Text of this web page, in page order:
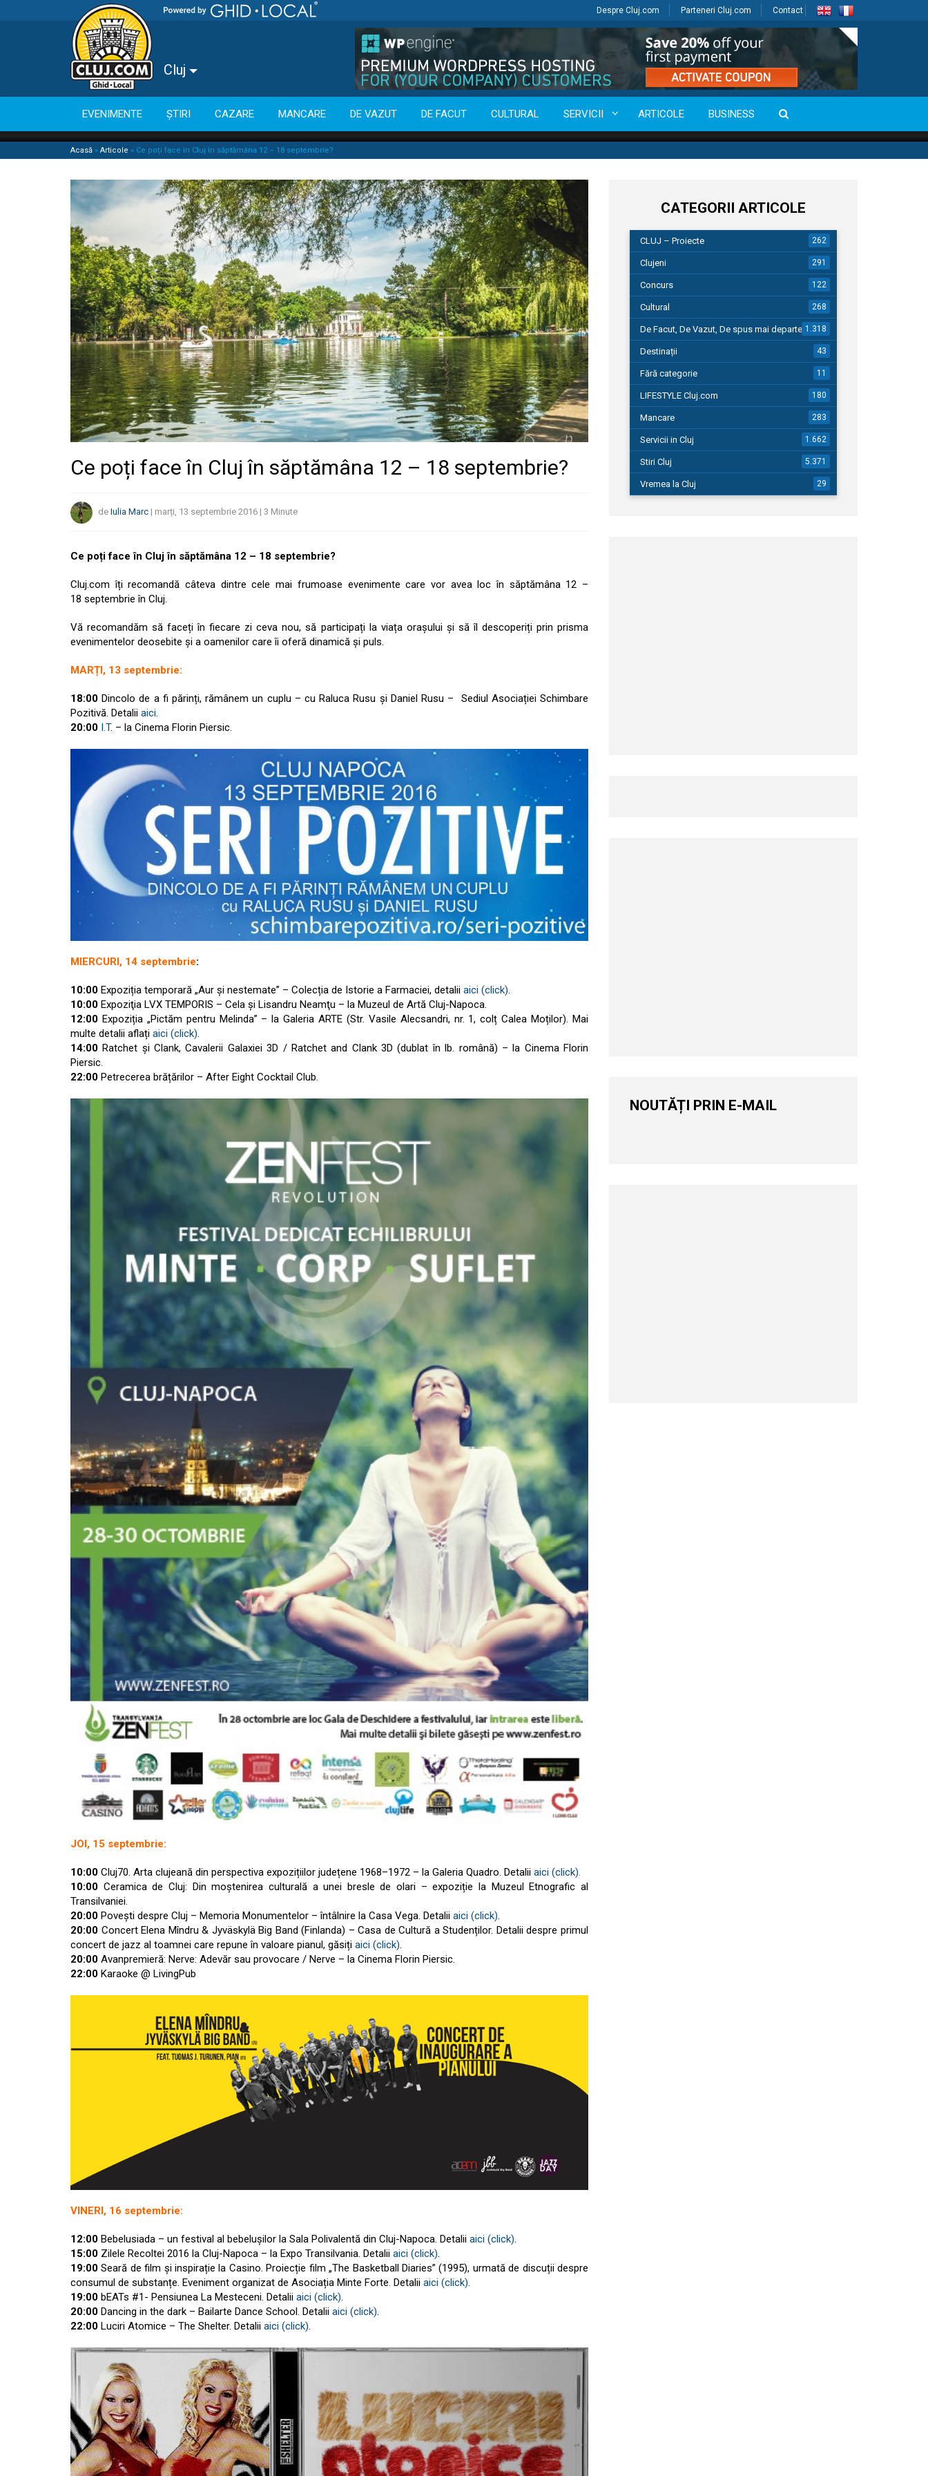
Despre Cluj.com Parteneri Cluj.com Contact
Cluj
EVENIMENTE ȘTIRI CAZARE MANCARE DE VAZUT DE FACUT CULTURAL SERVICII ARTICOLE BUSINESS
Acasă » Articole » Ce poți face în Cluj în săptămâna 12 – 18 septembrie?
Ce poți face în Cluj în săptămâna 12 – 18 septembrie?
de Iulia Marc | marți, 13 septembrie 2016 | 3 Minute
Ce poți face în Cluj în săptămâna 12 – 18 septembrie?
Cluj.com îți recomandă câteva dintre cele mai frumoase evenimente care vor avea loc în săptămâna 12 –
18 septembrie în Cluj.
Vă recomandăm să faceți în fiecare zi ceva nou, să participați la viața orașului și să îl descoperiți prin prisma
evenimentelor deosebite și a oamenilor care îi oferă dinamică și puls.
MARȚI, 13 septembrie:
18:00Dincolo de a fi părinți, rămânem un cuplu – cu Raluca Rusu și Daniel Rusu – Sediul Asociației Schimbare
Pozitivă. Detalii aici.
20:00 I.T. – la Cinema Florin Piersic.
MIERCURI, 14 septembrie:
10:00 Expoziția temporară „Aur şi nestemate” – Colecția de Istorie a Farmaciei, detalii aici (click).
10:00 Expoziţia LVX TEMPORIS – Cela şi Lisandru Neamţu – la Muzeul de Artă Cluj-Napoca.
12:00 Expoziția „Pictăm pentru Melinda” – la Galeria ARTE (Str. Vasile Alecsandri, nr. 1, colț Calea Moților). Mai
multe detalii aflați aici (click).
14:00 Ratchet și Clank, Cavalerii Galaxiei 3D / Ratchet and Clank 3D (dublat în lb. română) – la Cinema Florin
Piersic.
22:00 Petrecerea brățărilor – After Eight Cocktail Club.
JOI, 15 septembrie:
10:00 Cluj70. Arta clujeană din perspectiva expozițiilor județene 1968–1972 – la Galeria Quadro. Detalii aici (click).
10:00 Ceramica de Cluj: Din moștenirea culturală a unei bresle de olari – expoziție la Muzeul Etnografic al
Transilvaniei.
20:00 Povești despre Cluj – Memoria Monumentelor – întâlnire la Casa Vega. Detalii aici (click).
20:00 Concert Elena Mîndru & Jyväskylä Big Band (Finlanda) – Casa de Cultură a Studenților. Detalii despre primul
concert de jazz al toamnei care repune în valoare pianul, găsiți aici (click).
20:00 Avanpremieră: Nerve: Adevăr sau provocare / Nerve – la Cinema Florin Piersic.
22:00 Karaoke @ LivingPub
VINERI, 16 septembrie:
12:00 Bebelusiada – un festival al bebelușilor la Sala Polivalentă din Cluj-Napoca. Detalii aici (click).
15:00 Zilele Recoltei 2016 la Cluj-Napoca – la Expo Transilvania. Detalii aici (click).
19:00 Seară de film și inspirație la Casino. Proiecție film „The Basketball Diaries” (1995), urmată de discuții despre
consumul de substanțe. Eveniment organizat de Asociația Minte Forte. Detalii aici (click).
19:00 bEATs #1- Pensiunea La Mesteceni. Detalii aici (click).
20:00 Dancing in the dark – Bailarte Dance School. Detalii aici (click).
22:00 Luciri Atomice – The Shelter. Detalii aici (click).
CATEGORII ARTICOLE
CLUJ – Proiecte 262
Clujeni 291
Concurs 122
Cultural 268
De Facut, De Vazut, De spus mai departe…1.318
Destinații 43
Fără categorie 11
LIFESTYLE Cluj.com 180
Mancare 283
Servicii in Cluj 1.662
Stiri Cluj 5.371
Vremea la Cluj 29
NOUTĂȚI PRIN E-MAIL